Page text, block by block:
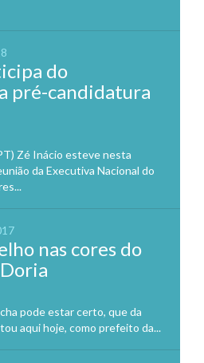
do
pré-candidatura
Zé Inácio esteve nesta
da Executiva Nacional do
nas cores do
Doria
pode estar certo, que da
aqui hoje, como prefeito da...